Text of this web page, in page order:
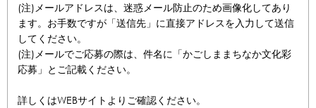
(注)メールアドレスは、迷惑メール防止のため画像化してあり
ます。お手数ですが「送信先」に直接アドレスを入力して送信
してください。
(注)メールでご応募の際は、件名に「かごしままちなか文化彩
応募」とご記載ください。
詳しくはWEBサイトよりご確認ください。